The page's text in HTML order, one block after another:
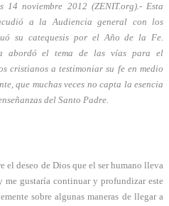
14 noviembre 2012 (ZENIT.org).- Esta
a la Audiencia general con los
su catequesis por el Año de la Fe.
abordó el tema de las vías para el
cristianos a testimoniar su fe en medio
que muchas veces no capta la esencia
del Santo Padre.
el deseo de Dios que el ser humano lleva
me gustaría continuar y profundizar este
sobre algunas maneras de llegar a